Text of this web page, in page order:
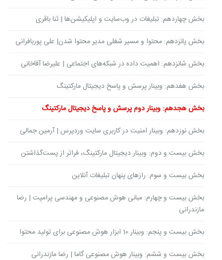
بخش چهاردهم: تبلیغات در وب‌سایت و اپلیکیشن‌ها | ثنا باقری
بخش پانزدهم: محتوا و مسیر شغلی مدیر محتوا شدن| علی پوربافرانی
بخش شانزدهم: اهمیت داده در شبکه‌های اجتماعی | علیرضا آقاخانی
بخش هفدهم: وبینار پرسش و پاسخ دیجیتال مارکتینگ
بخش هجدهم: وبینار دوم پرسش و پاسخ دیجیتال مارکتینگ
بخش نوزدهم: وبینار امنیت در کاربری سایت وردپرس | آرمین جمالی
بخش بیست و دوم: وبینار دیجیتال مارکتینگ، فراتر از پست‌گذاشتن
بخش بیست و سوم: رازهای پنهان تبلیغات آنلاین
بخش بیست و چهارم: مبانی هوش مصنوعی و مهندسی پرامپت | رضا
مازندرانی
بخش بیست و پنجم: وبینار 10 ابزار هوش مصنوعی برای تولید محتوا
بخش بیست و ششم: وبینار هوش مصنوعی گاما | رضا مازندرانی